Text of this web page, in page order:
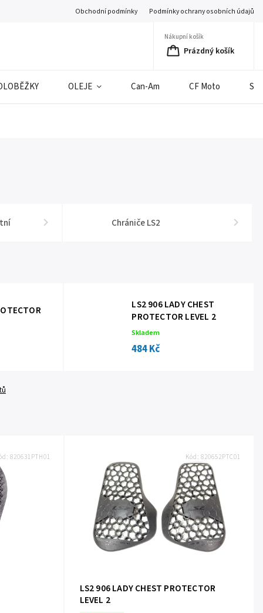
Obchodní podmínky Podmínky ochrany osobních údajů
Nákupní košík
Prázdný košík
OLEJE Can-Am CF Moto
Chrániče LS2
LS2 906 LADY CHEST
PROTECTOR LEVEL 2
Skladem
484 Kč
820631PTH01
LS2 906 LADY CHEST PROTECTOR
LEVEL 2
Kód: 820652PTC01